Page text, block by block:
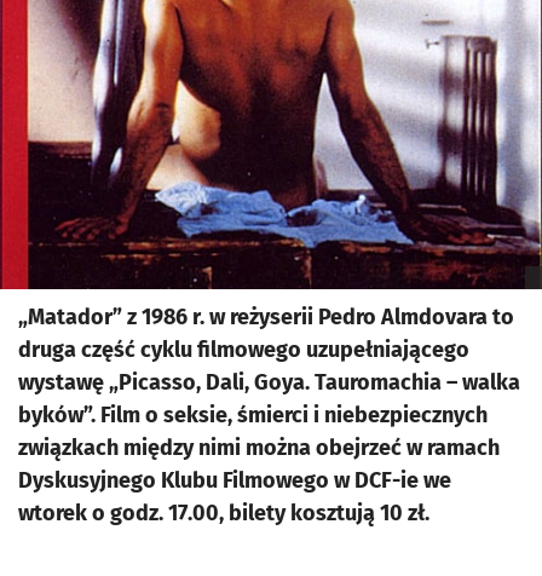
„Matador” z 1986 r. w reżyserii Pedro Almdovara to
druga część cyklu filmowego uzupełniającego
wystawę „Picasso, Dali, Goya. Tauromachia – walka
byków”. Film o seksie, śmierci i niebezpiecznych
związkach między nimi można obejrzeć w ramach
Dyskusyjnego Klubu Filmowego w DCF-ie we
wtorek o godz. 17.00, bilety kosztują 10 zł.